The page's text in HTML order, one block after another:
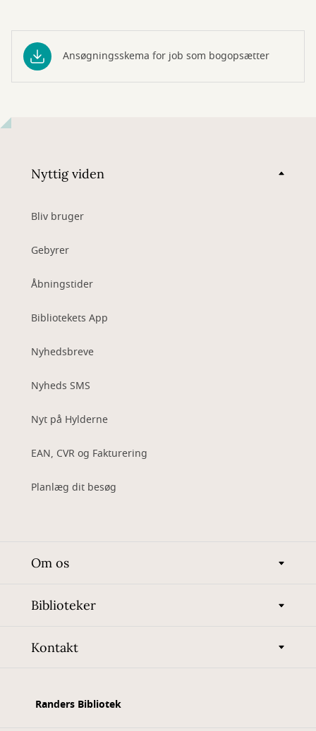
Ansøgningsskema for job som bogopsætter
Nyttig viden
Bliv bruger
Gebyrer
Åbningstider
Bibliotekets App
Nyhedsbreve
Nyheds SMS
Nyt på Hylderne
EAN, CVR og Fakturering
Planlæg dit besøg
Om os
Biblioteker
Kontakt
Randers Bibliotek